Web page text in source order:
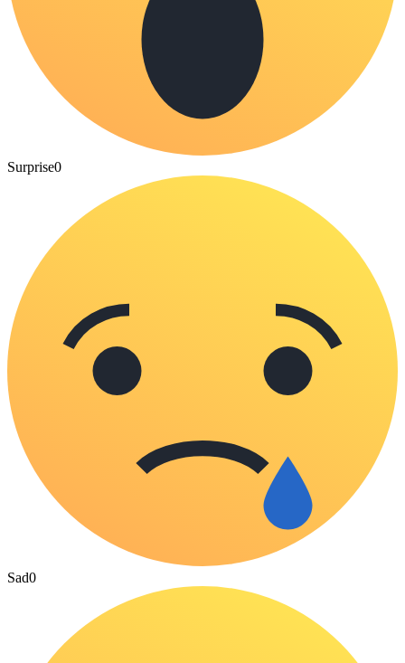
Surprise0
Sad0